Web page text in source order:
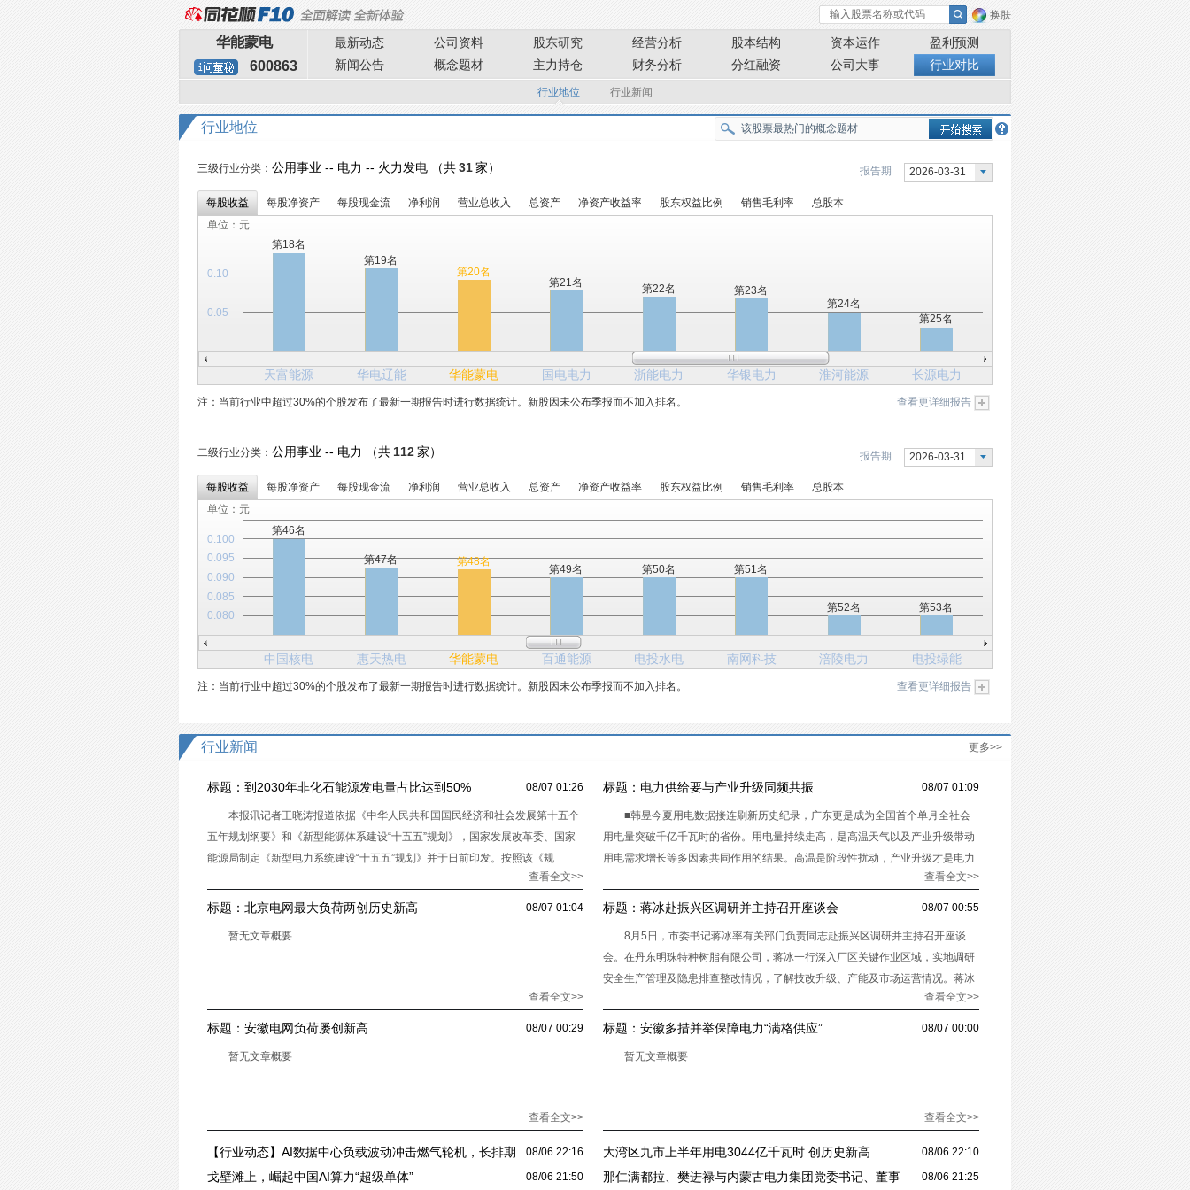
换肤
华能蒙电
600863
最新动态 公司资料 股东研究 经营分析 股本结构 资本运作
盈利预测
新闻公告
概念题材 主力持仓 财务分析 分红融资 公司大事 行业对比
行业地位 行业新闻
行业地位
三级行业分类： 公用事业 -- 电力 -- 火力发电 （共31家） 2026-03-31
报告期
每股收益 每股净资产 每股现金流 净利润 营业总收入 总资产 净资产收益率 股东权益比例 销售毛利率
总股本
单位：元
天富能源 华电辽能 华能蒙电 国电电力 浙能电力 华银电力 淮河能源 长源电力
0.05
0.10
第18名
第19名
第20名
第21名
第22名
第23名
第24名
第25名
查看更详细报告
注：当前行业中超过30%的个股发布了最新一期报告时进行数据统计。新股因未公布季报而不加入排名。
二级行业分类： 公用事业 -- 电力 （共 112家） 2026-03-31
报告期
每股收益 每股净资产 每股现金流 净利润 营业总收入 总资产 净资产收益率 股东权益比例 销售毛利率
总股本
单位：元
中国核电 惠天热电 华能蒙电 百通能源 电投水电 南网科技 涪陵电力 电投绿能
0.080
0.085
0.090
0.095
0.100
第46名
第47名 第48名
第49名 第50名 第51名
第52名 第53名
查看更详细报告
注：当前行业中超过30%的个股发布了最新一期报告时进行数据统计。新股因未公布季报而不加入排名。
行业新闻 更多>>
08/07 01:26
标题： 到2030年非化石能源发电量占比达到50%
本报讯记者王晓涛报道依据《中华人民共和国国民经济和社会发展第十五个
五年规划纲要》和《新型能源体系建设“十五五”规划》，国家发展改革委、国家
能源局制定《新型电力系统建设“十五五”规划》并于日前印发。按照该《规
查看全文>>
08/07 01:09
标题： 电力供给要与产业升级同频共振
■韩昱今夏用电数据接连刷新历史纪录，广东更是成为全国首个单月全社会
用电量突破千亿千瓦时的省份。用电量持续走高，是高温天气以及产业升级带动
用电需求增长等多因素共同作用的结果。高温是阶段性扰动，产业升级才是电力
查看全文>>
08/07 01:04
标题： 北京电网最大负荷两创历史新高
暂无文章概要
查看全文>>
08/07 00:55
标题： 蒋冰赴振兴区调研并主持召开座谈会
8月5日，市委书记蒋冰率有关部门负责同志赴振兴区调研并主持召开座谈
会。在丹东明珠特种树脂有限公司，蒋冰一行深入厂区关键作业区域，实地调研
安全生产管理及隐患排查整改情况，了解技改升级、产能及市场运营情况。蒋冰
查看全文>>
08/07 00:29
标题： 安徽电网负荷屡创新高
暂无文章概要
查看全文>>
08/07 00:00
标题： 安徽多措并举保障电力“满格供应”
暂无文章概要
查看全文>>
08/06 22:16
【行业动态】AI数据中心负载波动冲击燃气轮机，长排期
设备面临早期失效风险
08/06 22:10
大湾区九市上半年用电3044亿千瓦时 创历史新高
08/06 21:50
戈壁滩上，崛起中国AI算力“超级单体” 08/06 21:25
那仁满都拉、樊进禄与内蒙古电力集团党委书记、董事